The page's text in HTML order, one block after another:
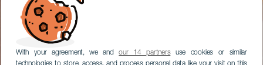
With your agreement, we andour 14 partnersuse cookies or similar